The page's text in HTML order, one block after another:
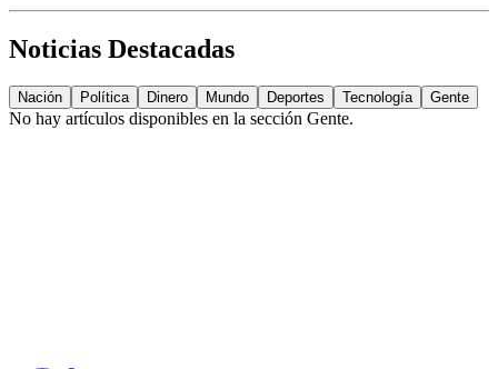
Noticias Destacadas
Nación Política Dinero Mundo Deportes Tecnología Gente
No hay artículos disponibles en la sección Gente.